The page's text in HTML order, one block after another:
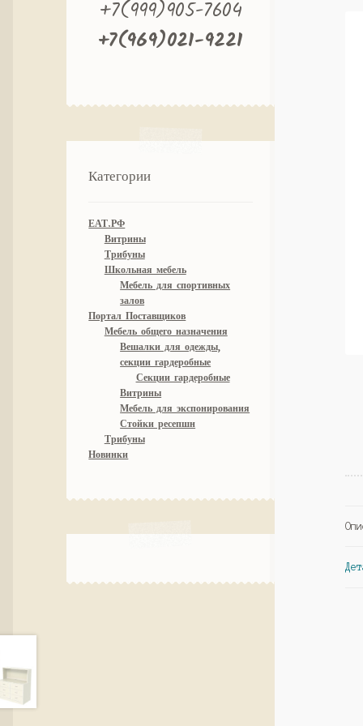
+7(999)905-7604
+7(969)021-9221
Категории
ЕАТ.РФ
Витрины
Трибуны
Школьная мебель
Мебель для спортивных
залов
Портал Поставщиков
Мебель общего назначения
Вешалки для одежды,
секции гардеробные
Секции гардеробные
Витрины
Мебель для экспонирования
Стойки ресепшн
Трибуны
Новинки